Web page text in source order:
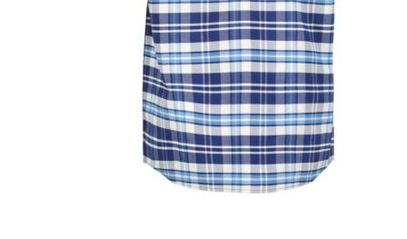
Caprit ja shortsit
Naisten asusteet
Vyöt ja korut
Naisten päähineet, huivit ja käsineet
Naisten yöasut ja alusvaatteet
Naisten alusvaatteet
Sukat ja sukkahousut
Naisten yöasut
Naisten aamutakit ja kylpytakit
Naisten takit
Naisten kevät-ja syystakit
Naisten nahkatakit